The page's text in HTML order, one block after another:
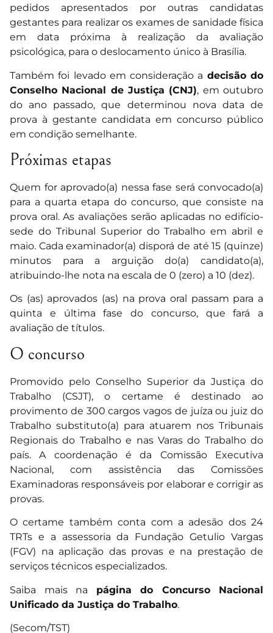
pedidos apresentados por outras candidatas
gestantes para realizar os exames de sanidade física
em data próxima à realização da avaliação
psicológica, para o deslocamento único à Brasília.
Também foi levado em consideração a decisão do
Conselho Nacional de Justiça (CNJ), em outubro
do ano passado, que determinou nova data de
prova à gestante candidata em concurso público
em condição semelhante.
Próximas etapas
Quem for aprovado(a) nessa fase será convocado(a)
para a quarta etapa do concurso, que consiste na
prova oral. As avaliações serão aplicadas no edifício-
sede do Tribunal Superior do Trabalho em abril e
maio. Cada examinador(a) disporá de até 15 (quinze)
minutos para a arguição do(a) candidato(a),
atribuindo-lhe nota na escala de 0 (zero) a 10 (dez).
Os (as) aprovados (as) na prova oral passam para a
quinta e última fase do concurso, que fará a
avaliação de títulos.
O concurso
Promovido pelo Conselho Superior da Justiça do
Trabalho (CSJT), o certame é destinado ao
provimento de 300 cargos vagos de juíza ou juiz do
Trabalho substituto(a) para atuarem nos Tribunais
Regionais do Trabalho e nas Varas do Trabalho do
país. A coordenação é da Comissão Executiva
Nacional, com assistência das Comissões
Examinadoras responsáveis por elaborar e corrigir as
provas.
O certame também conta com a adesão dos 24
TRTs e a assessoria da Fundação Getulio Vargas
(FGV) na aplicação das provas e na prestação de
serviços técnicos especializados.
Saiba mais na página do Concurso Nacional
Unificado da Justiça do Trabalho.
(Secom/TST)